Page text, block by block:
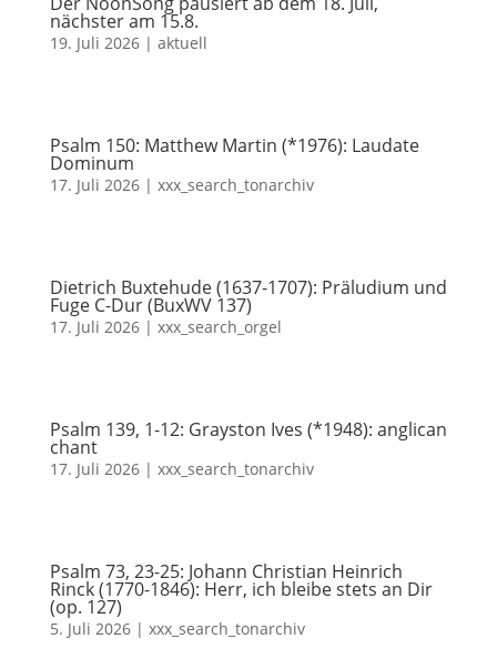
nächster am 15.8.
19. Juli 2026| aktuell
Psalm 150: Matthew Martin (*1976): Laudate
Dominum
17. Juli 2026| xxx_search_tonarchiv
Dietrich Buxtehude (1637-1707): Präludium und
Fuge C-Dur (BuxWV 137)
17. Juli 2026| xxx_search_orgel
Psalm 139, 1-12: Grayston Ives (*1948): anglican
chant
17. Juli 2026| xxx_search_tonarchiv
Psalm 73, 23-25: Johann Christian Heinrich
Rinck (1770-1846): Herr, ich bleibe stets an Dir
(op. 127)
5. Juli 2026| xxx_search_tonarchiv